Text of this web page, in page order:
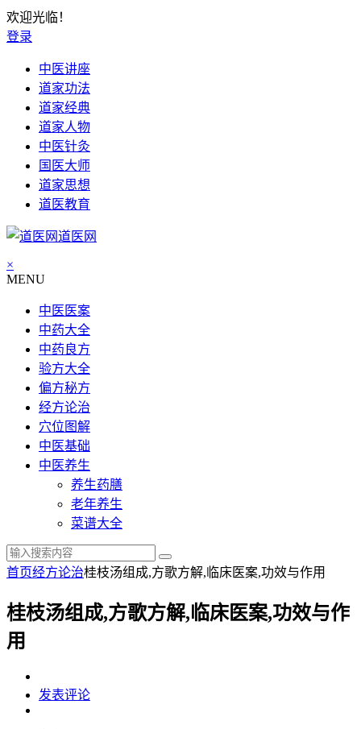
欢迎光临！
登录
中医讲座
道家功法
道家经典
道家人物
中医针灸
国医大师
道家思想
道医教育
道医网
×
MENU
中医医案
中药大全
中药良方
验方大全
偏方秘方
经方论治
穴位图解
中医基础
中医养生
养生药膳
老年养生
菜谱大全
首页经方论治桂枝汤组成,方歌方解,临床医案,功效与作用
桂枝汤组成,方歌方解,临床医案,功效与作
用
发表评论